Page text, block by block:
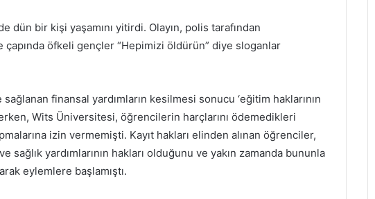
bir kişi yaşamını yitirdi. Olayın, polis tarafından
öfkeli gençler “Hepimizi öldürün” diye sloganlar
finansal yardımların kesilmesi sonucu ‘eğitim haklarının
Wits Üniversitesi, öğrencilerin harçlarını ödemedikleri
izin vermemişti. Kayıt hakları elinden alınan öğrenciler,
yardımlarının hakları olduğunu ve yakın zamanda bununla
eylemlere başlamıştı.